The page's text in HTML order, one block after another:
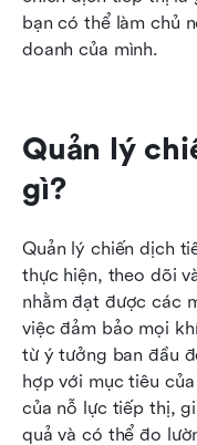
bạn có thể làm chủ
doanh của mình.
Quản lý
gì?
Quản lý chiến dịch
thực hiện, theo dõi
nhằm đạt được các
việc đảm bảo mọi
từ ý tưởng ban đầu
hợp với mục tiêu
của nỗ lực tiếp thị,
quả và có thể đo